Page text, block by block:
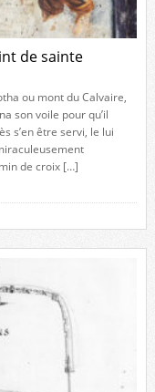
de sainte
ou mont du Calvaire,
son voile pour qu’il
s’en être servi, le lui
de croix […]